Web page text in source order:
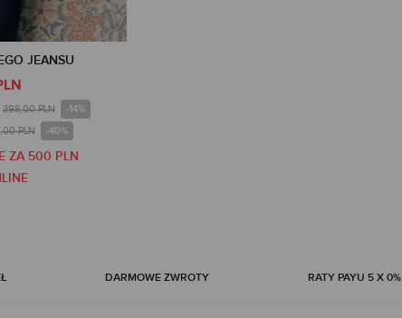
JEANSU
398,00 PLN -14%
PLN -40%
ZA 500 PLN
DARMOWE ZWROTY RATY PAYU 5 X 0%